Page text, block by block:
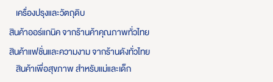
เครื่องปรุงและวัตถุดิบ
สินค้าออร์แกนิค จากร้านค้าคุณภาพทั่วไทย
สินค้าแฟชั่นและความงาม จากร้านดังทั่วไทย
สินค้าเพื่อสุขภาพ สำหรับแม่และเด็ก